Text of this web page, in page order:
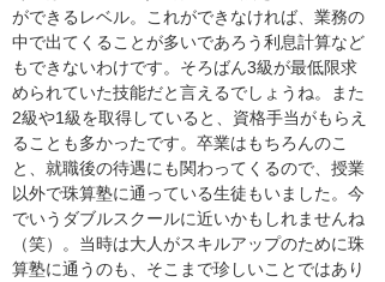
ができるレベル。これができなければ、業務の
中で出てくることが多いであろう利息計算など
もできないわけです。そろばん3級が最低限求
められていた技能だと言えるでしょうね。また
2級や1級を取得していると、資格手当がもらえ
ることも多かったです。卒業はもちろんのこ
と、就職後の待遇にも関わってくるので、授業
以外で珠算塾に通っている生徒もいました。今
でいうダブルスクールに近いかもしれませんね
（笑）。当時は大人がスキルアップのために珠
算塾に通うのも、そこまで珍しいことではあり